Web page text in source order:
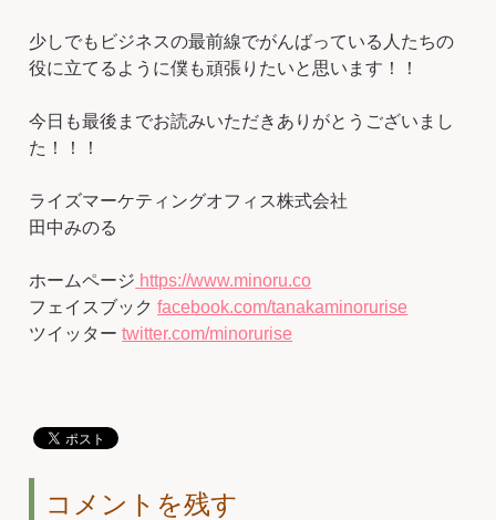
少しでもビジネスの最前線でがんばっている人たちの
役に立てるように僕も頑張りたいと思います！！
今日も最後までお読みいただきありがとうございまし
た！！！
ライズマーケティングオフィス株式会社
田中みのる
ホームページ https://www.minoru.co
フェイスブックfacebook.com/tanakaminorurise
ツイッターtwitter.com/minorurise
コメントを残す